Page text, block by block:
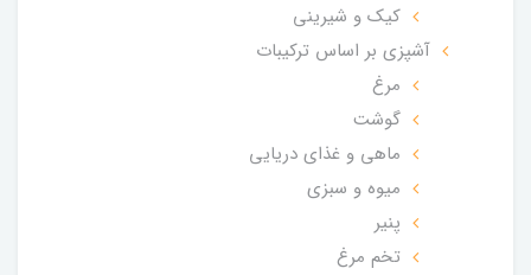
کیک و شیرینی
آشپزی بر اساس ترکیبات
مرغ
گوشت
ماهی و غذای دریایی
میوه و سبزی
پنیر
تخم مرغ